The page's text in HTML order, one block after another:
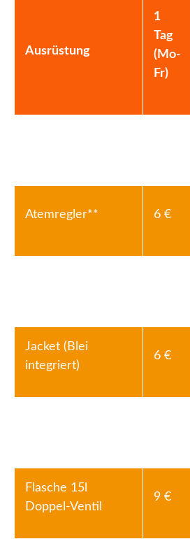
Ausrüstung
1
Tag
(Mo-
Fr)
Atemregler** 6 €
Jacket (Blei
integriert)
6 €
Flasche 15l
Doppel-Ventil
9 €